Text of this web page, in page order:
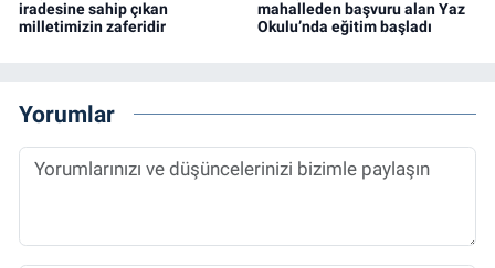
iradesine sahip çıkan
milletimizin zaferidir
mahalleden başvuru alan Yaz
Okulu’nda eğitim başladı
Yorumlar